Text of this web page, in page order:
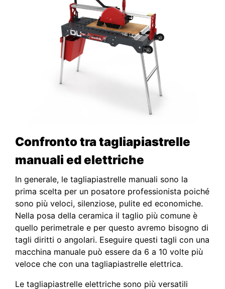
Confronto tratagliapiastrelle
manuali ed elettriche
In generale, le tagliapiastrelle manuali sono la
prima scelta per un posatore professionista poiché
sono più veloci, silenziose, pulite ed economiche.
Nella posa della ceramica il taglio più comune è
quello perimetrale e per questo avremo bisogno di
tagli diritti o angolari. Eseguire questi tagli con una
macchina manuale può essere da 6 a 10 volte più
veloce che con una tagliapiastrelle elettrica.
Le tagliapiastrelle elettriche sono più versatili